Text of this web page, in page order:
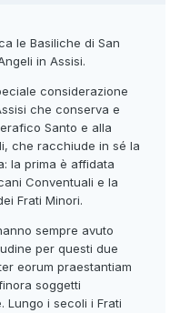
le Basiliche di San
in Assisi.
considerazione
che conserva e
Santo e alla
che racchiude in sé la
la prima è affidata
Conventuali e la
Frati Minori.
sempre avuto
per questi due
eorum praestantiam
soggetti
Lungo i secoli i Frati